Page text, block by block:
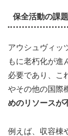
保全活動の課題
アウシュヴィッ
もに老朽化が進
必要であり、こ
やその他の国際
めのリソースが
例えば、収容棟